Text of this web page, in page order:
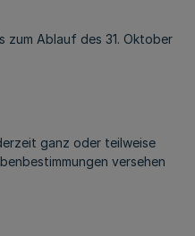
zum Ablauf des 31. Oktober
ganz oder teilweise
versehen